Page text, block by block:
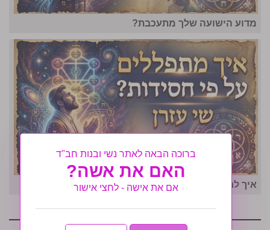
מדוע הישועה שלך מתעכבת?
איך לרדת במשקל בזמן קצר
ברוכה הבאה לאתר נשי ובנות חב"ד
האם את אשה?
אם את אישה - לחצי אישור